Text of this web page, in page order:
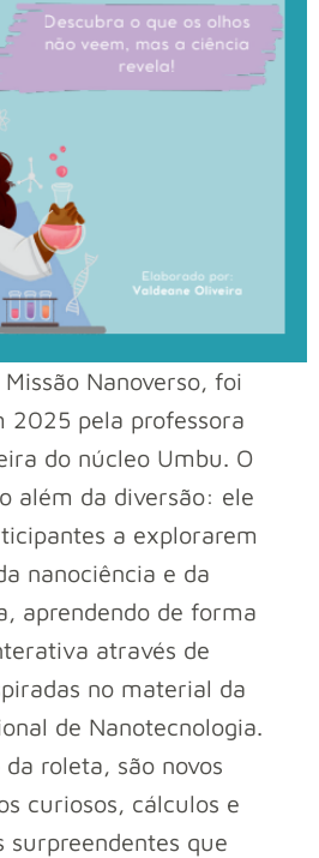
Nanoverso, foi
2025 pela professora
do núcleo Umbu. O
além da diversão: ele
a explorarem
nanociência e da
aprendendo de forma
através de
no material da
de Nanotecnologia.
roleta, são novos
curiosos, cálculos e
surpreendentes que